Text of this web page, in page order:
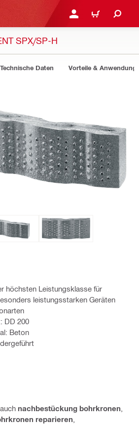
ANMELDEN ODER
WARENKORB
SPX/SP-H
Technische Daten Vorteile &
höchsten Leistungsklasse für
leistungsstarken Geräten
DD 200
Beton
nachbestückung bohrkronen
reparieren